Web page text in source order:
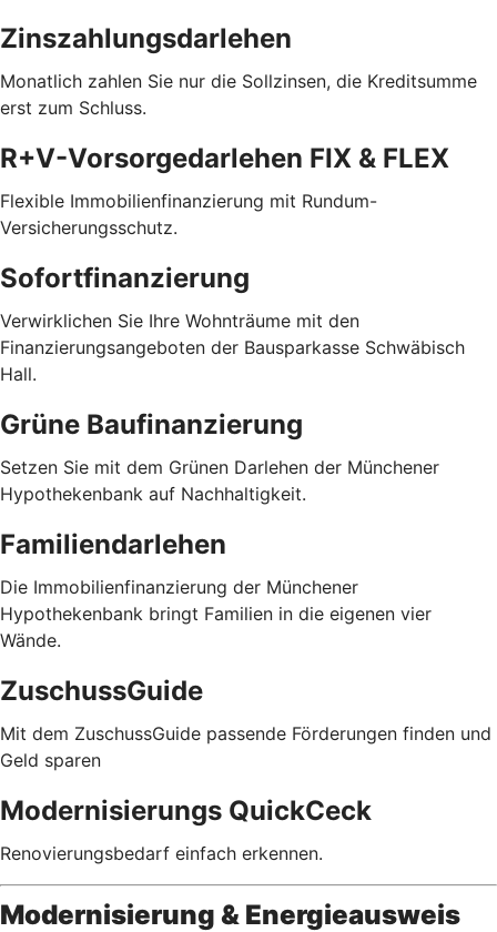
Zinszahlungsdarlehen
Monatlich zahlen Sie nur die Sollzinsen, die Kreditsumme
erst zum Schluss.
R+V-Vorsorgedarlehen FIX & FLEX
Flexible Immobilienfinanzierung mit Rundum-
Versicherungsschutz.
Sofortfinanzierung
Verwirklichen Sie Ihre Wohnträume mit den
Finanzierungsangeboten der Bausparkasse Schwäbisch
Hall.
Grüne Baufinanzierung
Setzen Sie mit dem Grünen Darlehen der Münchener
Hypothekenbank auf Nachhaltigkeit.
Familiendarlehen
Die Immobilienfinanzierung der Münchener
Hypothekenbank bringt Familien in die eigenen vier
Wände.
ZuschussGuide
Mit dem ZuschussGuide passende Förderungen finden und
Geld sparen
Modernisierungs QuickCeck
Renovierungsbedarf einfach erkennen.
Modernisierung & Energieausweis